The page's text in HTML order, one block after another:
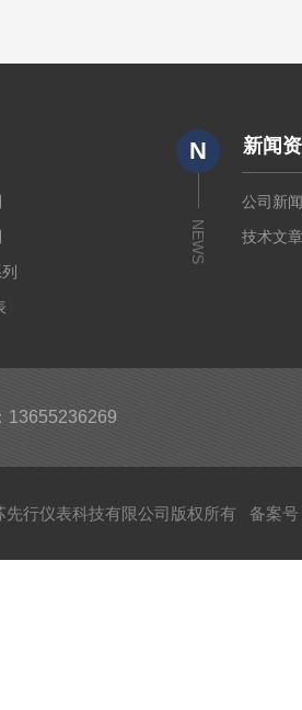
N
NEWS
新闻
公司新
技术文
13655236269
先行仪表科技有限公司版权所有 备案号